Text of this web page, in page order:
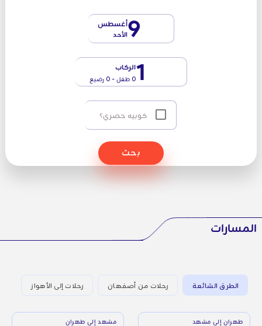
9أغسطس
الأحد
1الركاب
0 طفل - 0 رضيع
كوبيه حصري؟
بحث
المسارات
الطرق الشائعة رحلات من أصفهان رحلات إلى الأهواز
طهران إلى مشهد مشهد إلى طهران